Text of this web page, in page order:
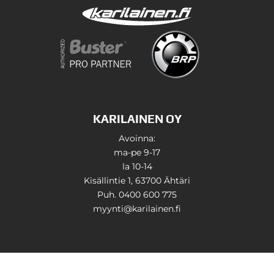
KARILAINEN OY
Avoinna:
ma-pe 9-17
la 10-14
Kisällintie 1, 63700 Ähtäri
Puh. 0400 600 775
myynti@karilainen.fi